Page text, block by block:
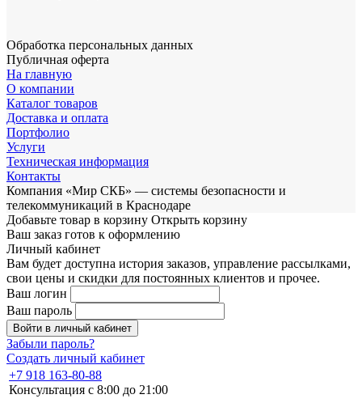
Обработка персональных данных
Публичная оферта
На главную
О компании
Каталог товаров
Доставка и оплата
Портфолио
Услуги
Техническая информация
Контакты
Компания «Мир СКБ» — системы безопасности и
телекоммуникаций в Краснодаре
Добавьте товар в корзину Открыть корзину
Ваш заказ готов к оформлению
Личный кабинет
Вам будет доступна история заказов, управление рассылками,
свои цены и скидки для постоянных клиентов и прочее.
Ваш логин
Ваш пароль
Войти в личный кабинет
Забыли пароль?
Создать личный кабинет
+7 918 163-80-88
Консультация с 8:00 до 21:00